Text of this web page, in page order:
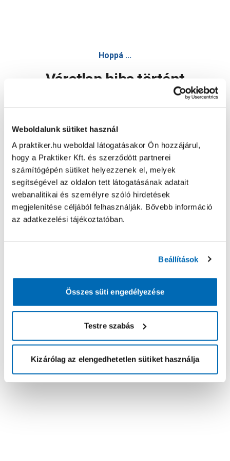
Weboldalunk sütiket használ
A praktiker.hu weboldal látogatásakor Ön hozzájárul,
hogy a Praktiker Kft. és szerződött partnerei
számítógépén sütiket helyezzenek el, melyek
segítségével az oldalon tett látogatásának adatait
webanalitikai és személyre szóló hirdetések
megjelenítése céljából felhasználják. Bővebb információ
az adatkezelési tájékoztatóban.
Beállítások
Összes süti engedélyezése
Testre szabás
Kizárólag az elengedhetetlen sütiket használja
Hoppá ...
Váratlan hiba történt
Oldal újratöltése